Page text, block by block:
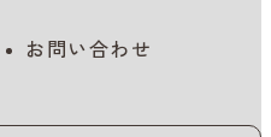
お問い合わせ